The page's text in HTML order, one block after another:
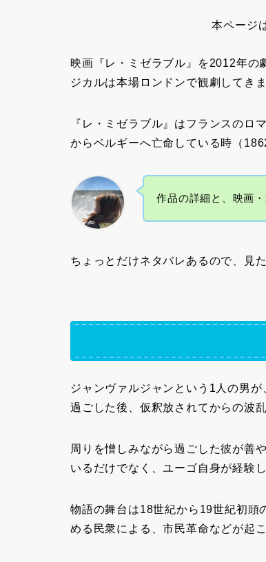
本ページ
映画『レ・ミゼラブル』を2012年の
ジカルは本場ロンドンで観劇してきま
『レ・ミゼラブル』はフランスのロ
からベルギーへ亡命している時（
作品の詳細と、映画
ちょっとだけネタバレあるので、見
ジャンヴァルジャンという1人の男
過ごした後、仮釈放されてからの波
周りを憎しみながら過ごした彼が善
いるだけでなく、ユーゴ自身が経験
物語の舞台は18世紀から19世紀初頭
める民衆による、市民革命などが起